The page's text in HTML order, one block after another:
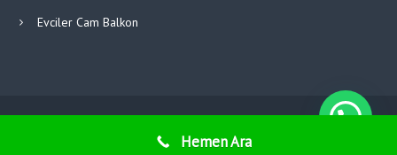
Evciler Cam Balkon
Sitelerimiz: Cephe Giydirme
Hemen Ara